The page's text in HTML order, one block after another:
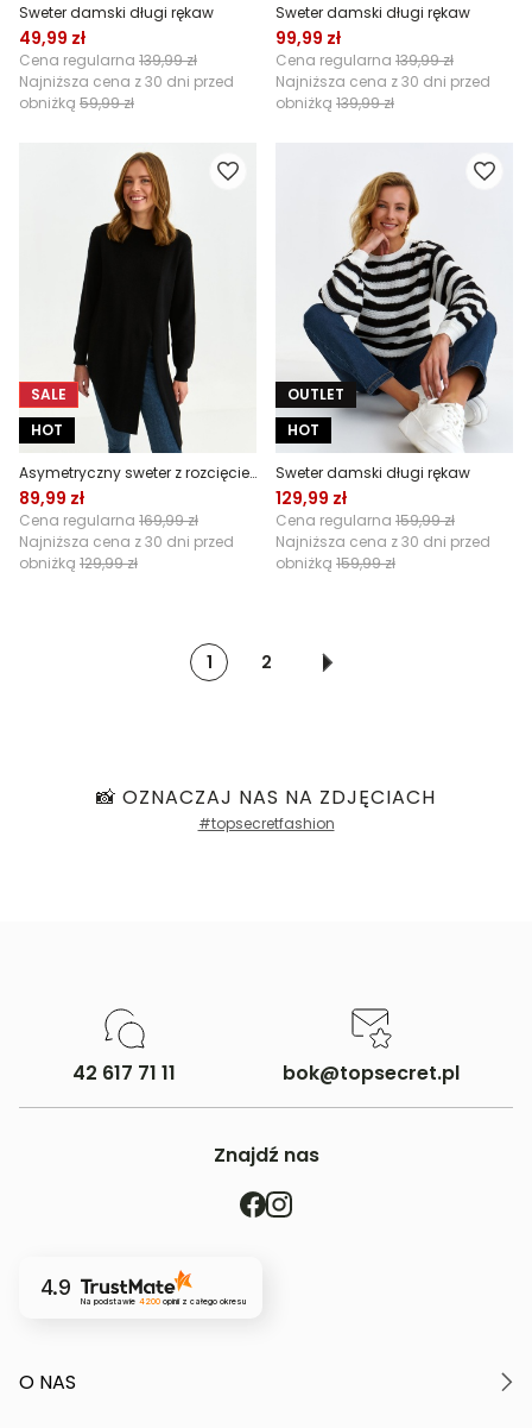
Sweter damski długi rękaw
49,99 zł
Cena regularna 139,99 zł
Najniższa cena z 30 dni przed
obniżką 59,99 zł
Sweter damski długi rękaw
99,99 zł
Cena regularna 139,99 zł
Najniższa cena z 30 dni przed
obniżką 139,99 zł
SALE
HOT
Asymetryczny sweter z rozcięciem
89,99 zł
Cena regularna 169,99 zł
Najniższa cena z 30 dni przed
obniżką 129,99 zł
OUTLET
HOT
Sweter damski długi rękaw
129,99 zł
Cena regularna 159,99 zł
Najniższa cena z 30 dni przed
obniżką 159,99 zł
1 2
📸 OZNACZAJ NAS NA ZDJĘCIACH
#topsecretfashion
42 617 71 11 bok@topsecret.pl
Znajdź nas
4.9
Na podstawie 4200opinii z całego okresu
O NAS